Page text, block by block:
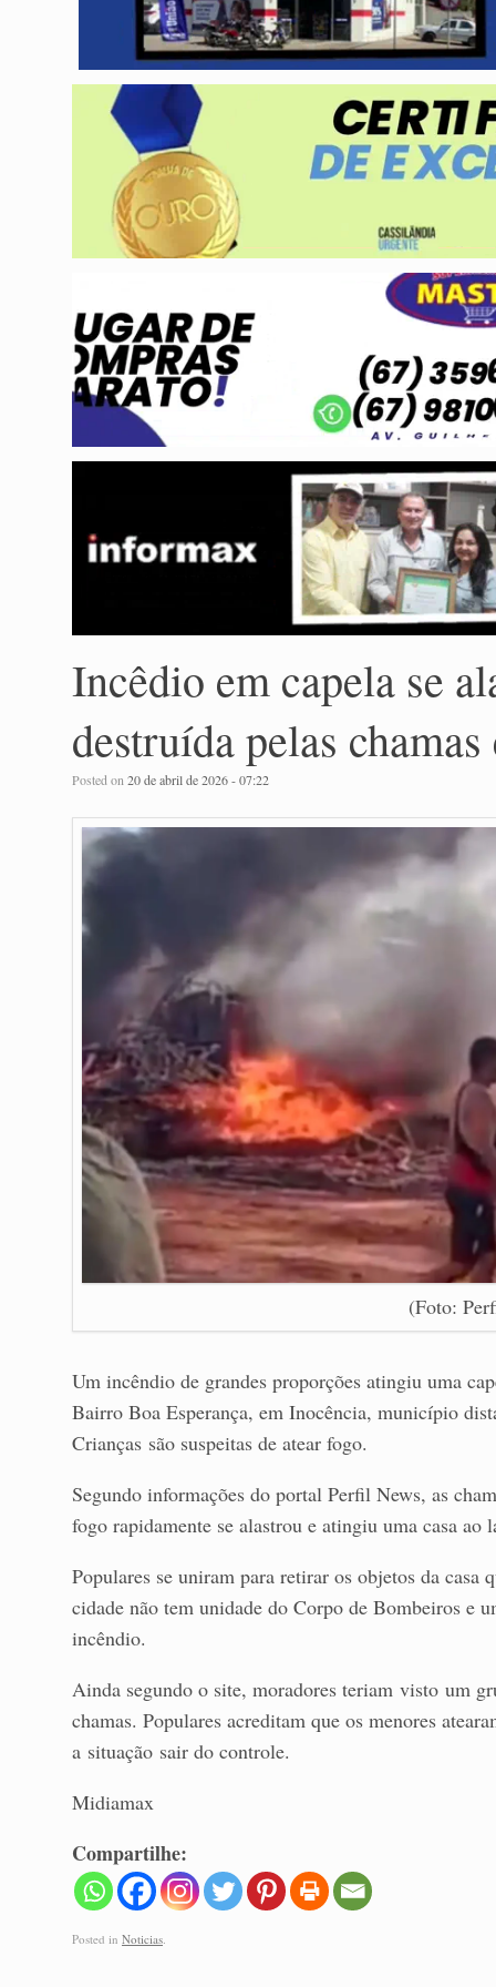
Incêdio em capela se
destruída pelas
Posted on20 de abril de 2026 - 07:22
(Foto:
Um incêndio de grandes proporções atingiu uma
Bairro Boa Esperança, em Inocência, município
Crianças são suspeitas de atear fogo.
Segundo informações do portal Perfil News, as
fogo rapidamente se alastrou e atingiu uma casa ao
Populares se uniram para retirar os objetos da
cidade não tem unidade do Corpo de Bombeiros e
incêndio.
Ainda segundo o site, moradores teriam visto um
chamas. Populares acreditam que os menores
a situação sair do controle.
Midiamax
Compartilhe:
Posted in Noticias.